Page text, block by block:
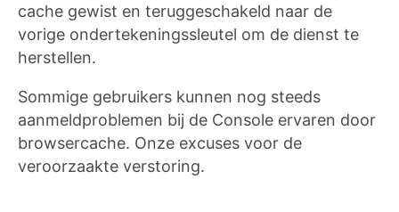
cache gewist en teruggeschakeld naar de
vorige ondertekeningssleutel om de dienst te
herstellen.
Sommige gebruikers kunnen nog steeds
aanmeldproblemen bij de Console ervaren door
browsercache. Onze excuses voor de
veroorzaakte verstoring.